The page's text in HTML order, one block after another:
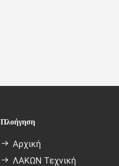
Πλοήγηση
Αρχική
ΛΑΚΩΝ Τεχνική